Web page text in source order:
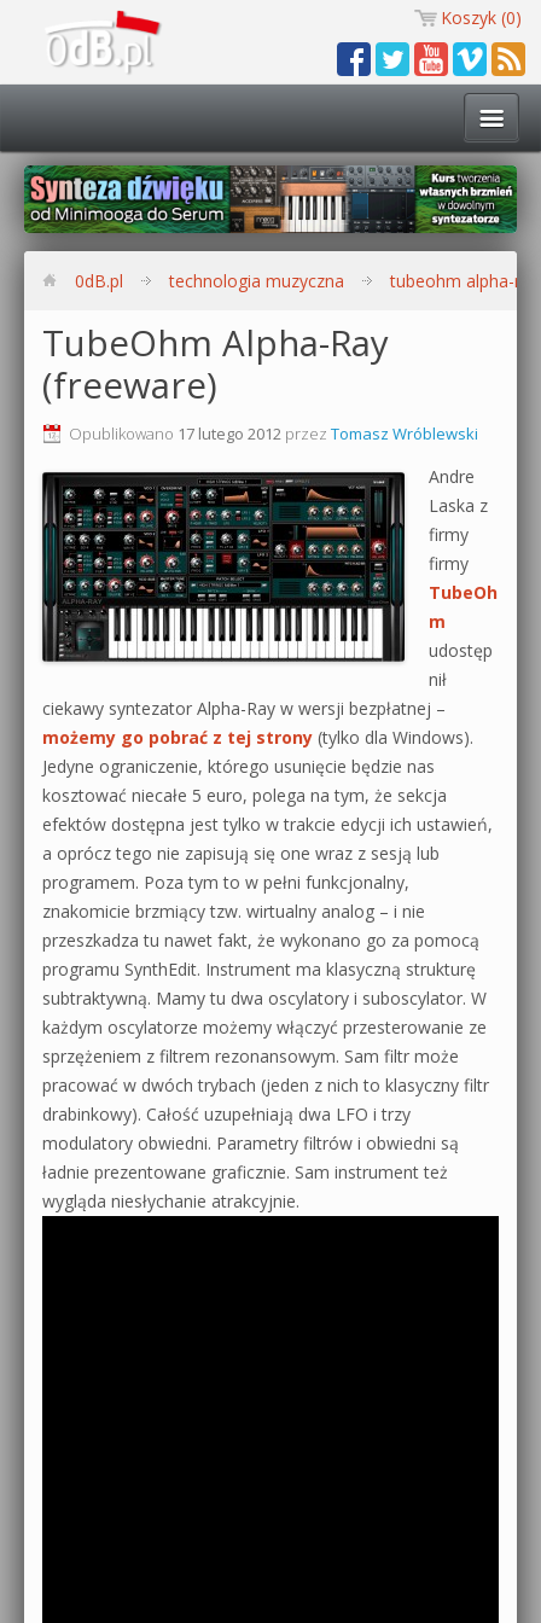
Koszyk (0)
Technologia muzyczna
Kursy i warsztaty
Zobacz wszystkie kursy i warsztaty
Synteza dźwięku 🔥
Produkcja muzyczna w praktyce
Bitwig Studio od podstaw
Produkcja muzyczna od podstaw
Sylenth1 od podstaw
Sound Forge od podstaw
Dubstep z syntezatorem Massive
Kontakt 5 Kompendium
Pakiety
0dB.pl
0dB.pl - informacje
Newsletter
Archiwum aktualności
Polityka prywatności
Regulamin
Działanie sklepu internetowego
Wyszukiwanie
0dB.pl technologia muzyczna tubeohm alpha-
TubeOhm Alpha-Ray
(freeware)
Opublikowano 17 lutego 2012 przez Tomasz Wróblewski
Andre
Laska z
firmy
firmy
TubeOh
m
udostęp
nił
ciekawy syntezator Alpha-Ray w wersji bezpłatnej –
możemy go pobrać z tej strony (tylko dla Windows).
Jedyne ograniczenie, którego usunięcie będzie nas
kosztować niecałe 5 euro, polega na tym, że sekcja
efektów dostępna jest tylko w trakcie edycji ich ustawień,
a oprócz tego nie zapisują się one wraz z sesją lub
programem. Poza tym to w pełni funkcjonalny,
znakomicie brzmiący tzw. wirtualny analog – i nie
przeszkadza tu nawet fakt, że wykonano go za pomocą
programu SynthEdit. Instrument ma klasyczną strukturę
subtraktywną. Mamy tu dwa oscylatory i suboscylator. W
każdym oscylatorze możemy włączyć przesterowanie ze
sprzężeniem z filtrem rezonansowym. Sam filtr może
pracować w dwóch trybach (jeden z nich to klasyczny filtr
drabinkowy). Całość uzupełniają dwa LFO i trzy
modulatory obwiedni. Parametry filtrów i obwiedni są
ładnie prezentowane graficznie. Sam instrument też
wygląda niesłychanie atrakcyjnie.